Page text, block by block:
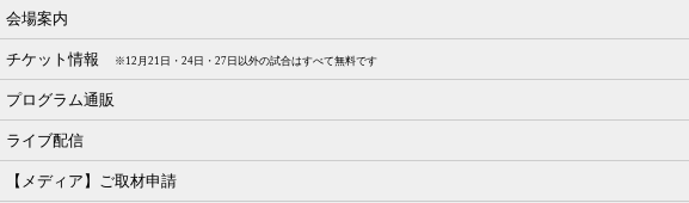
会場案内
チケット情報 ※12月21日・24日・27日以外の試合はすべて無料です
プログラム通販
ライブ配信
【メディア】ご取材申請